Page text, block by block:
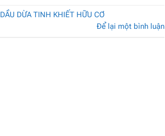
DẦU DỪA TINH KHIẾT HỮU CƠ
Để lại một bình luận